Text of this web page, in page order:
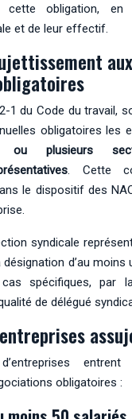
obligation, en
et de leur effectif.
aux
1 du Code du travail,
obligatoires les
ou plusieurs
. Cette
le dispositif des
syndicale
d’au moins
spécifiques, par la
de délégué
obligatoires :